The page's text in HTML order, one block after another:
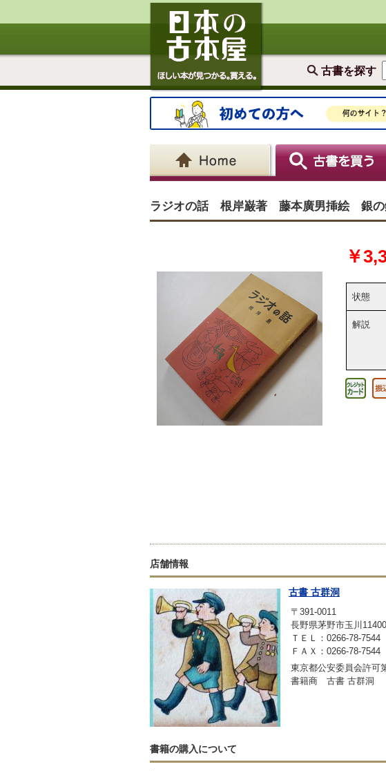
古書を探す
ラジオの話 根岸巌著 藤本廣男挿絵 銀
￥
状態
解説
店舗情報
古書 古群洞
〒391-0011
長野県茅野市玉川
ＴＥＬ：0266-78-7544
ＦＡＸ：0266-78-7544
東京都公安委員会許可
書籍商 古書 古群洞
書籍の購入について